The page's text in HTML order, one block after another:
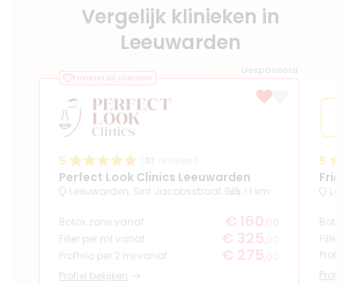
Vergelijk klinieken in
Leeuwarden
Gesponsord
Favoriet bij cliënten
5
Perfect Look Clinics Leeuwarden
Leeuwarden, Sint Jacobsstraat 9 <1 km
Botox zone vanaf € 160 ,00
Filler per ml vanaf
€ 325 ,00
Profhilo per 2 ml vanaf
€ 275 ,00
Profiel bekijken
5
Botox
Filler
Profhilo
Profiel